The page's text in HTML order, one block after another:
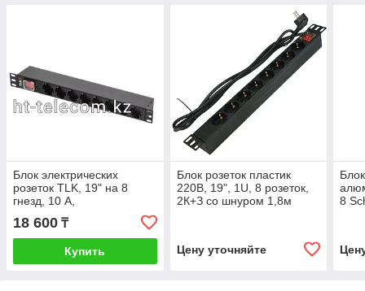
Блок электрических
розеток TLK, 19" на 8
гнезд, 10 A,
18 600 ₸
Купить
Блок розеток пластик
220В, 19", 1U, 8 розеток,
2К+З со шнуром 1,8м
Цену уточняйте
8